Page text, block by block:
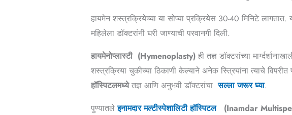
हायमेन शस्त्रक्रियेच्या या सोप्या प्रक्रियेस 30-40 मिनिटे लागतात.
महिलेला डॉक्टरांनी घरी जाण्याची परवानगी दिली.
हायमेनोप्लास्टी (Hymenoplasty) ही तज्ञ डॉक्टरांच्या
शस्त्रक्रिया चुकीच्या ठिकाणी केल्याने अनेक स्त्रियांना त्याचे
हॉस्पिटलमध्येतज्ञ आणि अनुभवी डॉक्टरांचासल्ला जरूर घ्या.
पुण्यातलेइनामदार मल्टीस्पेशालिटी हॉस्पिटल (Inamdar